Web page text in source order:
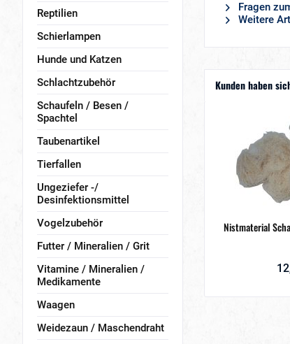
Reptilien
Schierlampen
Hunde und Katzen
Schlachtzubehör
Schaufeln / Besen /
Spachtel
Taubenartikel
Tierfallen
Ungeziefer -/
Desinfektionsmittel
Vogelzubehör
Futter / Mineralien / Grit
Vitamine / Mineralien /
Medikamente
Waagen
Weidezaun / Maschendraht
Fragen
Weitere
Kunden haben
Nistmaterial